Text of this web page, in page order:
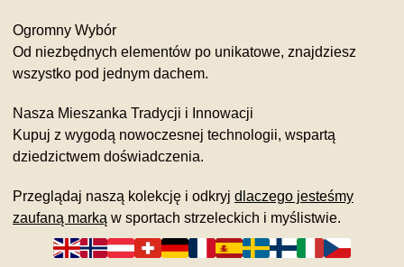
Ogromny Wybór
Od niezbędnych elementów po unikatowe, znajdziesz
wszystko pod jednym dachem.
Nasza Mieszanka Tradycji i Innowacji
Kupuj z wygodą nowoczesnej technologii, wspartą
dziedzictwem doświadczenia.
Przeglądaj naszą kolekcję i odkryj dlaczego jesteśmy
zaufaną marką w sportach strzeleckich i myślistwie.